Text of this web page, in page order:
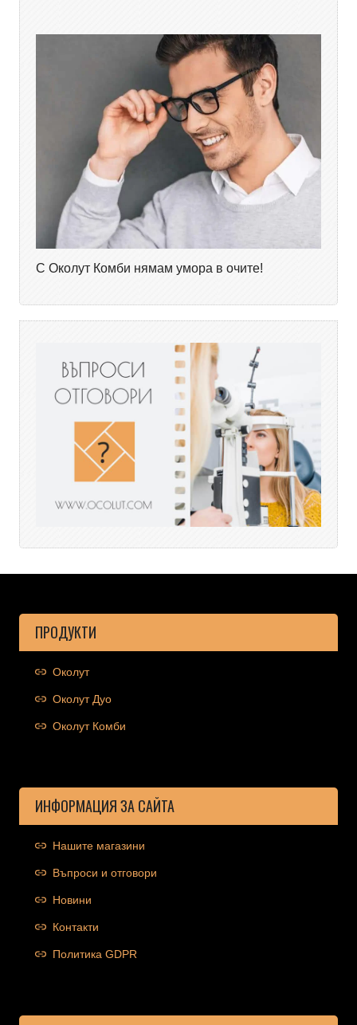
С Околут Комби нямам умора в очите!
ПРОДУКТИ
Околут
Околут Дуо
Околут Комби
ИНФОРМАЦИЯ ЗА САЙТА
Нашите магазини
Въпроси и отговори
Новини
Контакти
Политика GDPR